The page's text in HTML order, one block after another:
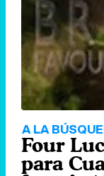
A LA
Four
para